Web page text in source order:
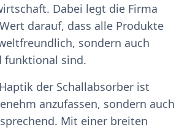
Dabei legt die Firma
darauf, dass alle Produkte
sondern auch
funktional sind.
der Schallabsorber ist
anzufassen, sondern auch
Mit einer breiten